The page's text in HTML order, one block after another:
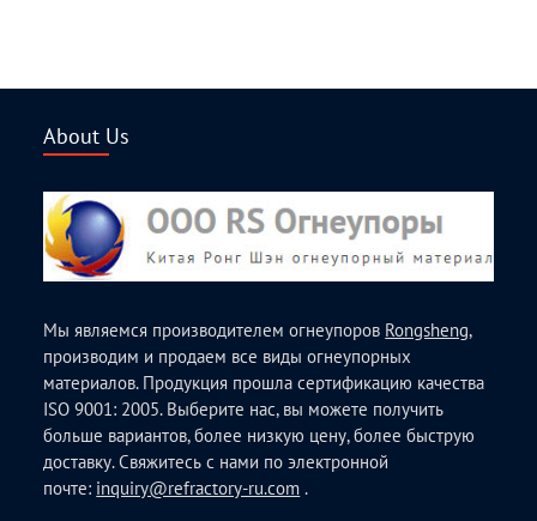
About Us
Мы являемся производителем огнеупоров Rongsheng,
производим и продаем все виды огнеупорных
материалов. Продукция прошла сертификацию качества
ISO 9001: 2005. Выберите нас, вы можете получить
больше вариантов, более низкую цену, более быструю
доставку. Свяжитесь с нами по электронной
почте: inquiry@refractory-ru.com .